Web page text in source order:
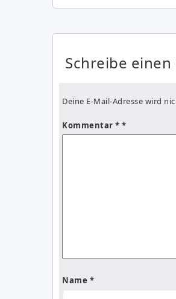
Schreibe
Deine E-Mail-Adresse wird
Kommentar *
Name *